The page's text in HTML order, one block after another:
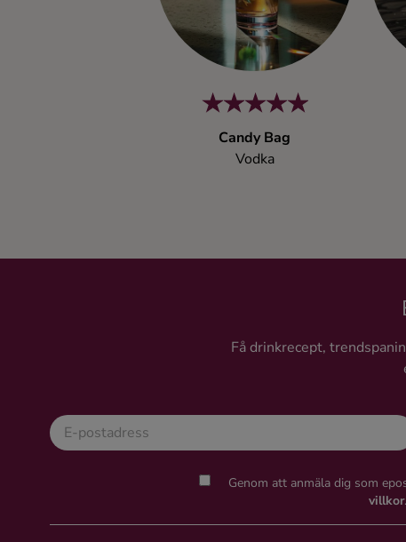
Candy Bag
Vodka
Få drinkrecept,
Genom att anmäla dig som
villkor